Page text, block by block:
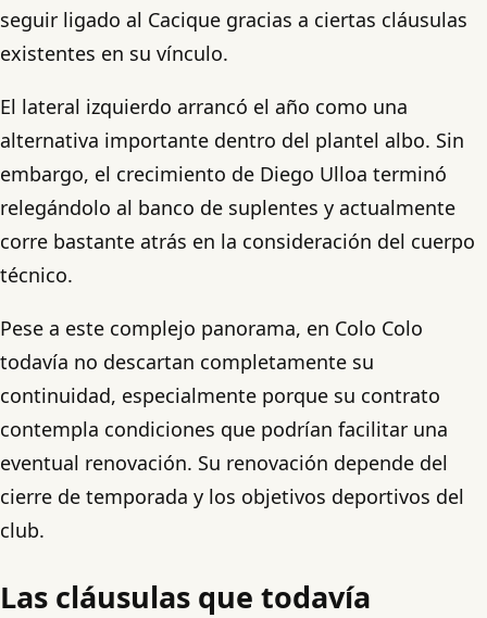
seguir ligado al Cacique gracias a ciertas cláusulas
existentes en su vínculo.
El lateral izquierdo arrancó el año como una
alternativa importante dentro del plantel albo. Sin
embargo, el crecimiento de Diego Ulloa terminó
relegándolo al banco de suplentes y actualmente
corre bastante atrás en la consideración del cuerpo
técnico.
Pese a este complejo panorama, en Colo Colo
todavía no descartan completamente su
continuidad, especialmente porque su contrato
contempla condiciones que podrían facilitar una
eventual renovación. Su renovación depende del
cierre de temporada y los objetivos deportivos del
club.
Las cláusulas que todavía